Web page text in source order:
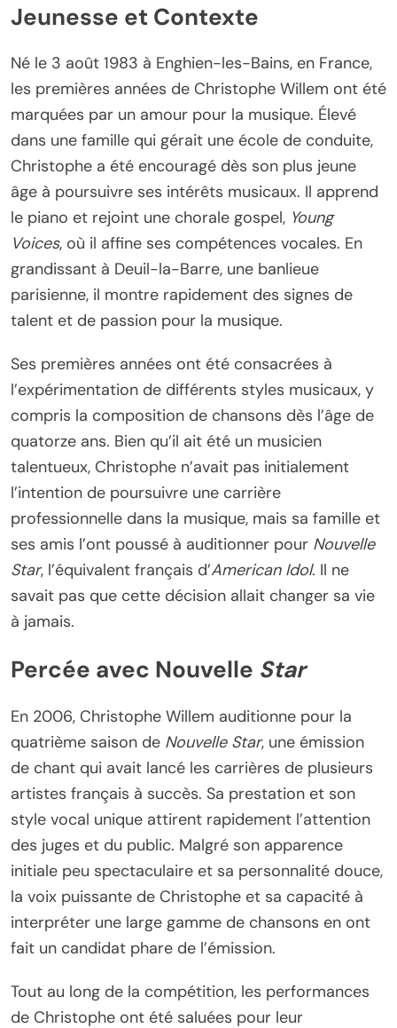
Jeunesse et Contexte
Né le 3 août 1983 à Enghien-les-Bains, en France,
les premières années de Christophe Willem ont été
marquées par un amour pour la musique. Élevé
dans une famille qui gérait une école de conduite,
Christophe a été encouragé dès son plus jeune
âge à poursuivre ses intérêts musicaux. Il apprend
le piano et rejoint une chorale gospel, Young
Voices, où il affine ses compétences vocales. En
grandissant à Deuil-la-Barre, une banlieue
parisienne, il montre rapidement des signes de
talent et de passion pour la musique.
Ses premières années ont été consacrées à
l’expérimentation de différents styles musicaux, y
compris la composition de chansons dès l’âge de
quatorze ans. Bien qu’il ait été un musicien
talentueux, Christophe n’avait pas initialement
l’intention de poursuivre une carrière
professionnelle dans la musique, mais sa famille et
ses amis l’ont poussé à auditionner pour Nouvelle
Star, l’équivalent français d’American Idol. Il ne
savait pas que cette décision allait changer sa vie
à jamais.
Percée avec Nouvelle Star
En 2006, Christophe Willem auditionne pour la
quatrième saison de Nouvelle Star, une émission
de chant qui avait lancé les carrières de plusieurs
artistes français à succès. Sa prestation et son
style vocal unique attirent rapidement l’attention
des juges et du public. Malgré son apparence
initiale peu spectaculaire et sa personnalité douce,
la voix puissante de Christophe et sa capacité à
interpréter une large gamme de chansons en ont
fait un candidat phare de l’émission.
Tout au long de la compétition, les performances
de Christophe ont été saluées pour leur